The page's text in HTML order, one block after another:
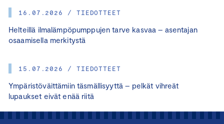
16.07.2026 / TIEDOTTEET
Helteillä ilmalämpöpumppujen tarve kasvaa – asentajan
osaamisella merkitystä
15.07.2026 / TIEDOTTEET
Ympäristöväittämiin täsmällisyyttä – pelkät vihreät
lupaukset eivät enää riitä